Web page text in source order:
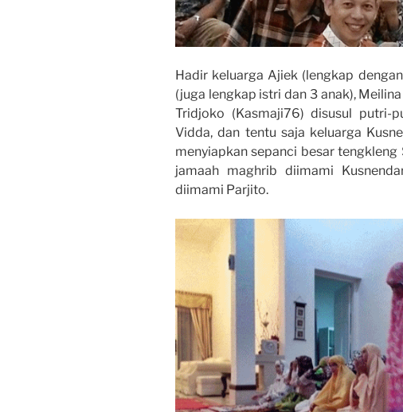
Hadir keluarga Ajiek (lengkap
(juga lengkap istri dan 3 anak),
Tridjoko (Kasmaji76) disusul putri-
Vidda, dan tentu saja keluarga
menyiapkan sepanci besar tengkleng
jamaah maghrib diimami
diimami Parjito.